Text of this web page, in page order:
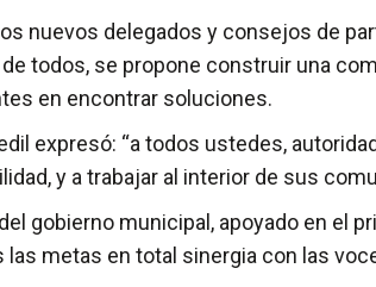
nuevos delegados y consejos de
todos, se propone construir una
en encontrar soluciones.
expresó: “a todos ustedes,
y a trabajar al interior de sus
gobierno municipal, apoyado en el
metas en total sinergia con las